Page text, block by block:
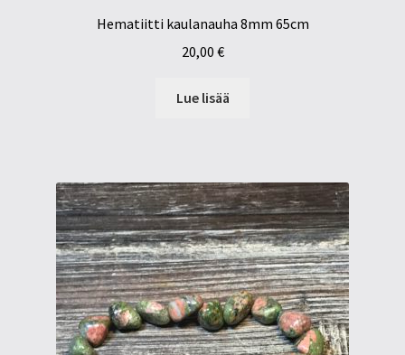
Hematiitti kaulanauha 8mm 65cm
20,00 €
Lue lisää